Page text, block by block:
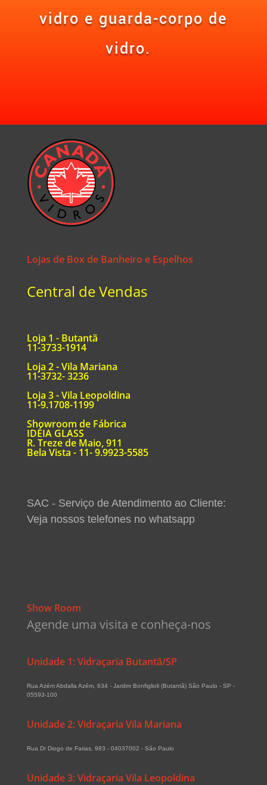
vidro e guarda-corpo de
vidro.
Lojas de Box de Banheiro e Espelhos
Central de Vendas
Loja 1 - Butantã
11-3733-1914
Loja 2 - Vila Mariana
11-3732- 3236
Loja 3 - Vila Leopoldina
11-9.1708-1199
Showroom de Fábrica
IDÉIA GLASS
R. Treze de Maio, 911
Bela Vista - 11- 9.9923-5585
SAC - Serviço de Atendimento ao Cliente:
Veja nossos telefones no whatsapp
Show Room
Agende uma visita e conheça-nos
Unidade 1: Vidraçaria Butantã/SP
Rua Azém Abdalla Azém, 634 - Jardim Bonfiglioli (Butantã) São Paulo - SP -
05593-100
Unidade 2: Vidraçaria Vila Mariana
Rua Dr Diogo de Farias, 983 - 04037002 - São Paulo
Unidade 3: Vidraçaria Vila Leopoldina